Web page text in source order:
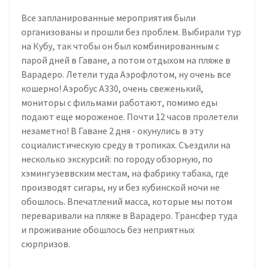
Все запланированные мероприятия были
организованы и прошли без проблем. Выбирали тур
на Кубу, так чтобы он был комбинированным с
парой дней в Гаване, а потом отдыхом на пляже в
Варадеро. Летели туда Аэрофлотом, ну очень все
кошерно! Аэробус А330, очень свеженький,
мониторы с фильмами работают, помимо еды
подают еще мороженое. Почти 12 часов пролетели
незаметно! В Гаване 2 дня - окунулись в эту
социалистическую среду в тропиках. Съездили на
несколько экскурсий: по городу обзорную, по
хэмингуэеввским местам, на фабрику табака, где
производят сигары, ну и без кубинской ночи не
обошлось. Впечатлений масса, которые мы потом
переваривали на пляже в Варадеро. Трансфер туда
и проживание обошлось без неприятных
сюрпризов.